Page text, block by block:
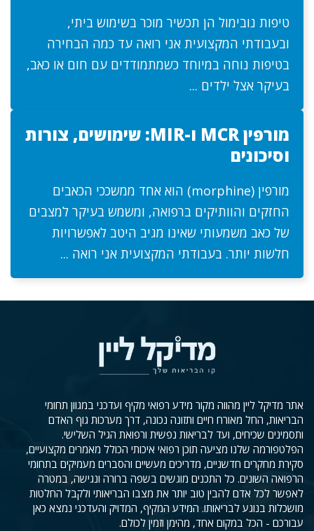
טיפות נובימול הן תכשיר מוכר בשימוש ביתי,
ובעבודתי המקצועית אני רואה עד כמה הבחירה
בטיפות נוחה במיוחד כשמתמודדים עם חום או כאב,
בעיקר אצל ילדים ...
מורפין MCR ו-MIR: שימושים, צורות
וסיכונים
מורפין (morphine) הוא אחד ממשככי הכאבים
החזקים והוותיקים ברפואה, ומשמש בעיקר למצבים
של כאב משמעותי שאינו מגיב היטב לאפשרויות
חלשות יותר. בעבודתי המקצועית אני רואה ...
אתר מדיקל ליין מהווה מקור מידע רפואי מקיף ועדכני במגוון תחומי
הבריאות, החל מאורח חיים ותזונה נכונה, דרך מערכות גוף האדם
ותסמינים שכיחים, ועד לבריאות נפשית ורפואת הגיל השלישי.
הפלטפורמה שלנו מציעה תוכן רפואי איכותי הכולל מאמרים מקצועיים,
סקירת מחקרים חדשניים, מדריכים מעשיים והסברים מעמיקים בתחומי
הרפואה השונים. כל התכנים מוגשים בשפה ברורה ונגישה, במטרה
לאפשר לכל אדם להבין טוב יותר את מצבו הבריאותי ולקבל החלטות
מושכלות בנוגע לבריאותו. המידע המקיף, המדויק והעדכני נמצא כאן
עבורכם - הכל במקום אחד, מהימן וזמין לכולם.